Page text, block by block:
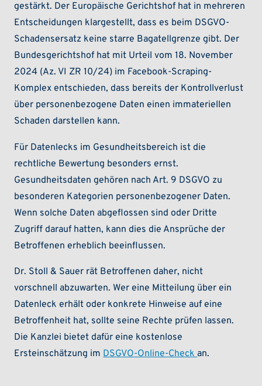
gestärkt. Der Europäische Gerichtshof hat in mehreren
Entscheidungen klargestellt, dass es beim DSGVO-
Schadensersatz keine starre Bagatellgrenze gibt. Der
Bundesgerichtshof hat mit Urteil vom 18. November
2024 (Az. VI ZR 10/24) im Facebook-Scraping-
Komplex entschieden, dass bereits der Kontrollverlust
über personenbezogene Daten einen immateriellen
Schaden darstellen kann.
Für Datenlecks im Gesundheitsbereich ist die
rechtliche Bewertung besonders ernst.
Gesundheitsdaten gehören nach Art. 9 DSGVO zu
besonderen Kategorien personenbezogener Daten.
Wenn solche Daten abgeflossen sind oder Dritte
Zugriff darauf hatten, kann dies die Ansprüche der
Betroffenen erheblich beeinflussen.
Dr. Stoll & Sauer rät Betroffenen daher, nicht
vorschnell abzuwarten. Wer eine Mitteilung über ein
Datenleck erhält oder konkrete Hinweise auf eine
Betroffenheit hat, sollte seine Rechte prüfen lassen.
Die Kanzlei bietet dafür eine kostenlose
Ersteinschätzung im DSGVO-Online-Checkan.